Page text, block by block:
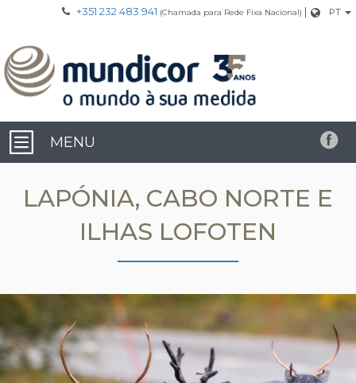
+351 232 483 941 (Chamada para Rede Fixa Nacional) | PT
MENU
LAPÓNIA, CABO NORTE E
ILHAS LOFOTEN